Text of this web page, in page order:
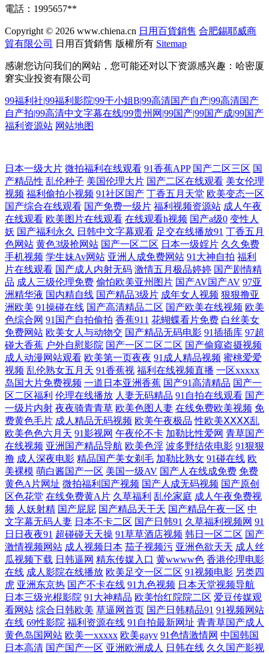
電話：1995657**
Copyright © 2026 www.chiena.cn 日用百貨銷售 合肥錫耶威商
貿有限公司
日用百貨銷售 版權所有 Sitemap
感谢您访问我们的网站，您可能还对以下资源感兴趣：哈密厦
窘实业投资有限公司
99福利社|99福利影院|99干小姐B|99高清国产自产|99高清国产
自产拍|99高清中文字幕在线|99贵州网|99国产|99国产成|99国产
福利资源站 网站地图
最新国产自产精品视频 中文字幕在线亚洲二区 免费直播软件下载专区 永
久免费不卡 狠狠色丁香久久婷婷综合_中 午夜福利观看 国产精品久草 日
韩欧美国产激情 by夜夜撸成人黑嫩大别 农民影视 重温旧梦 精品中文字幕
乱码一二 亚洲日韩乱码中文字幕 国产日韩一区二区三区 亚洲国产中文在
线视频 国产无限精品免费观看 搜狗搜索引擎 暗交小拗女一 欧美色图东方
欧美激情日韩中文字幕 在线国产亚洲91 精品国产三级在线 香蕉网站视频
国产精品免费久 日韩欧美国产免费看片 欧美激情一区二区三区 91精致视
频 能电脑在线看的中文ts人妖黄色电影网站 在线看免费电视剧 精品少妇
人妻av无码中文字幕 香蕉在线播放 国产二区精品 日本一二三区免费观看
把女人弄爽特 青青草在免费线观曰本 91午夜福利国产 免费tv 一色桃花亚
洲综合影 国产在线精品视频资源 偷偷碰免费天天视频 国产日本在线观看
播放 色爱91 成人午夜看片在线观看 欧美亚洲日韩成人天堂 91精品国产现
在观看 免费电影在线观看完整免费高清网站 厨房掀开馊了裙 青青草碰碰
91九色内射极品美女蝌蚪 了解最新一级黄 亚洲欧美偷拍视频一区 国产探
花在线观看99 香蕉啪视 国产美女一区二区 神马草民电影 成人福利网址在
线观看 欧美亚洲日韩天堂系列 自拍日韩亚洲 久久视频免费97 亚洲色B综
合 国产在线看片免 玩弄放荡的少 另类精品中亚片黑 97影院午夜理论 免费
日本一级大片 微拍福利在线观看 91香蕉APP 国产二区三区 国
产精品性 乱伦种子 美国伦理大片 国产二区在线观看 美女伦理
视频 福利偷拍小视频 91社区国产 丁香五月天堂 欧美变态一区
国产综合在线观看 国产免费一级片 福利视频资源站 成人午夜
在线观看 欧美图片在线观看 在线观看h视频 国产a级0 变性人
妖 国产福利永久 日韩中文字幕观看 足交在线播放91 丁香五月
色网站 黄色3级抢网站 国产一区二区 日本一级婬片 久久免费
手机视频 学生妹Av网站 亚洲人成免费网站 91大神自拍 福利
片在线观看 国产成人内射无码 激情五月极品婷婷 国产剧情精
品 成人三级伦理免费 偷怕欧美亚州图片 国产AV国产AV 97亚
洲精华液 国内精自线 国产精品3级片 成年女人视频 狠狠撸亚
洲欧美 91操碰在线 国产高清精品二区 国产欧美在线视频 欧美
色综合网 91国产自拍偷拍 香蕉911 花蝴蝶看片免费 白丝美女
免费网站 欧美女人与动物交 国产精品无码电影 91插插库 97超
碰大香蕉 户外自慰影院 国产一区二区二区 国产偷窥盗摄视频
成人动漫网站观看 欧美第一页夜夜 91成人精品视频 蜜桃爱爱
视频 乱伦熟女五月天 91香蕉视 福利在线视频直播 一区xxxxx
岛国大片免费视频 一道日本亚洲香蕉 国产91高清精品 国产一
区二区福利 伦理在线播放 人妻无码精品 91自拍在线观看 国产
一级片内射 夜夜骑青青草 欧美色图人妻 在线免费欧美视频 免
费黄色毛片 成人精品无码视频 欧美午夜极品 性欧美ⅩⅩⅩⅩ乱
欧美色色六月天 91影视网 午夜伦不卡 加勒比性爱网 青草国产
在线视频 亚洲国产精品导航 欧美色淫 波多野结依电影 91狠狠
撸 成人深夜电影 精品国产美女剃毛 加勒比熟女 91碰在线 欧
美裸模 萌白酱国产一区 美国一级AV 国产人在线成免费 免费
黄色A片网址 微拍福利国产视频 国产人成无码视频 国产原创
区色花堂 在线免费黄A片 久草福利 乱伦家庭 成人午夜免费视
频 人妖射精 国产屁屁 国产精品天干天 国产精品午夜一区 中
文字幕无码人妻 日本不卡二区 国产日韩91 久草福利视频网 91
日日夜夜91 超碰碰天天操 91草草酒店视频 韩日一区二区 国产
激情视频网站 成人视频日本 茄子视频污 亚洲色欲天天 成人丝
瓜视频下载 日韩逼网 精东传媒入口 黄wwww色 香港伦理电影
在线 成人影院在线播放 欧美足交一区二区 91视频电影 另类四
虎 亚洲东京热 国产不卡在线 91九色视频 日本天堂视频导航
日本三级光棍影院 91大神精品 欧美怡红院院二区 爱豆传媒观
看网站 综合日韩欧美 草逼网首页 国产日韩精品91 91视频网站
在线 69性影院 福利资源在线 91自拍最新网址 青青草国产成人
黄色岛国网站 欧美一xxxxx 欧美gayv 91色情激情网 中国韩国
日本高清 国产国产一区 亚洲欧洲成人 日韩在线 久久国产影视